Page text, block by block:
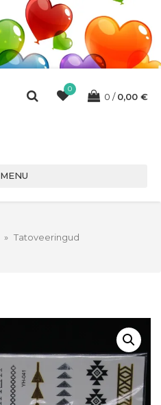
0
0 0,00 €
MENU
» Tatoveeringud